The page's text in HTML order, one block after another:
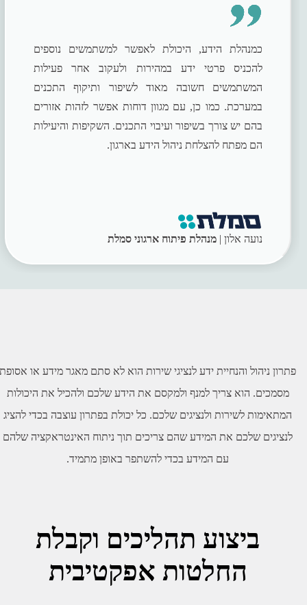
כמנהלת הידע, היכולת לאפשר למשתמשים נוספים
להכניס פרטי ידע במהירות ולעקוב אחר פעילות
המשתמשים חשובה מאוד לשיפור ותיקוף התכנים
במערכת. כמו כן, עם מגוון דוחות אפשר לזהות אזורים
בהם יש צורך בשיפור ועיבוי התכנים. השקיפות והיעילות
הם מפתח להצלחת ניהול הידע בארגון.
נועה אלון |מנהלת פיתוח ארגוני סמלת
פתרון ניהול והנחיית ידע לנציגי שירות הוא לא סתם מאגר מידע או אסופת
מסמכים. הוא צריך למנף ולמקסם את הידע שלכם ולהכיל את היכולות
המתאימות לשירות ולנציגים שלכם. כל יכולת בפתרון עוצבה בכדי להציג
לנציגים שלכם את המידע שהם צריכים תוך ניתוח האינטראקציה שלהם
עם המידע בכדי להשתפר באופן מתמיד.
ביצוע תהליכים וקבלת
החלטות אפקטיבית